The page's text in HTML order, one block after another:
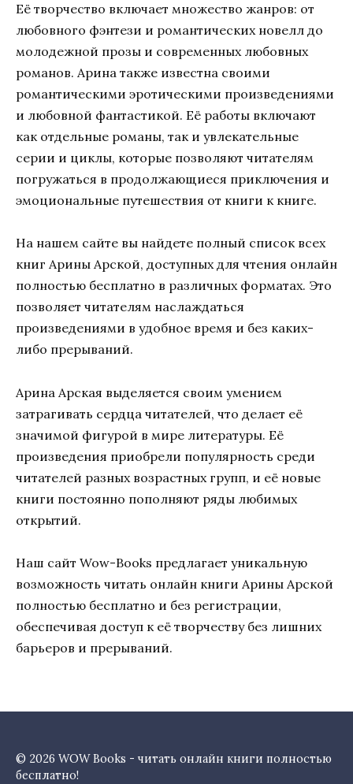
Её творчество включает множество жанров: от
любовного фэнтези и романтических новелл до
молодежной прозы и современных любовных
романов. Арина также известна своими
романтическими эротическими произведениями
и любовной фантастикой. Её работы включают
как отдельные романы, так и увлекательные
серии и циклы, которые позволяют читателям
погружаться в продолжающиеся приключения и
эмоциональные путешествия от книги к книге.
На нашем сайте вы найдете полный список всех
книг Арины Арской, доступных для чтения онлайн
полностью бесплатно в различных форматах. Это
позволяет читателям наслаждаться
произведениями в удобное время и без каких-
либо прерываний.
Арина Арская выделяется своим умением
затрагивать сердца читателей, что делает её
значимой фигурой в мире литературы. Её
произведения приобрели популярность среди
читателей разных возрастных групп, и её новые
книги постоянно пополняют ряды любимых
открытий.
Наш сайт Wow-Books предлагает уникальную
возможность читать онлайн книги Арины Арской
полностью бесплатно и без регистрации,
обеспечивая доступ к её творчеству без лишних
барьеров и прерываний.
© 2026 WOW Books - читать онлайн книги полностью
бесплатно!